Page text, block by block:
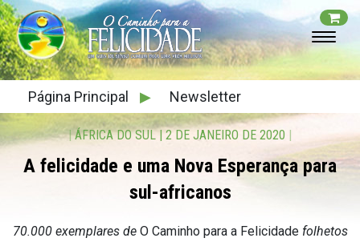
Página Principal ▶ Newsletter
|ÁFRICA DO SUL| 2 DE JANEIRO DE 2020 |
A felicidade e uma Nova Esperança para
sul-africanos
70.000 exemplares deO Caminho para a Felicidadefolhetos